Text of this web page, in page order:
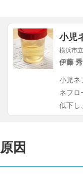
小児
横浜市
伊藤
小児ネ
ネフロ
低下し
原因